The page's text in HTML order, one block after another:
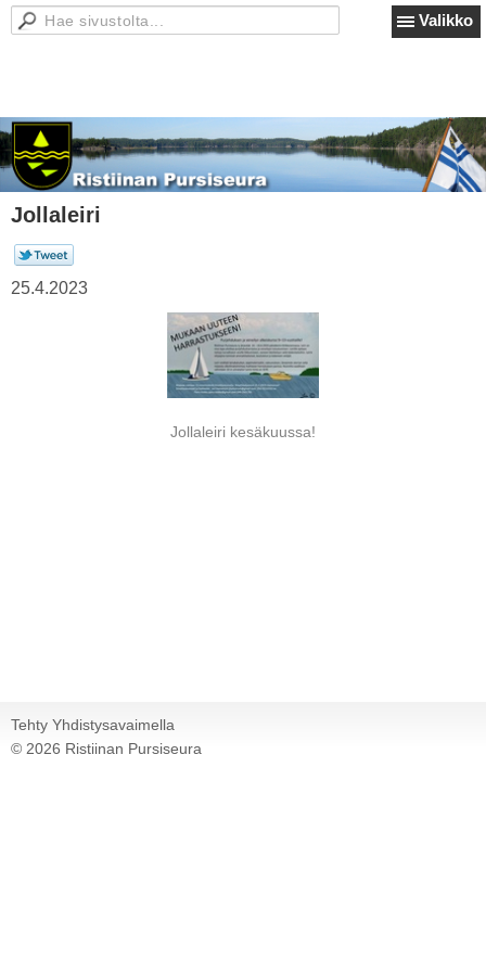
Valikko
Jollaleiri
25.4.2023
Jollaleiri kesäkuussa!
Tehty Yhdistysavaimella
© 2026 Ristiinan Pursiseura